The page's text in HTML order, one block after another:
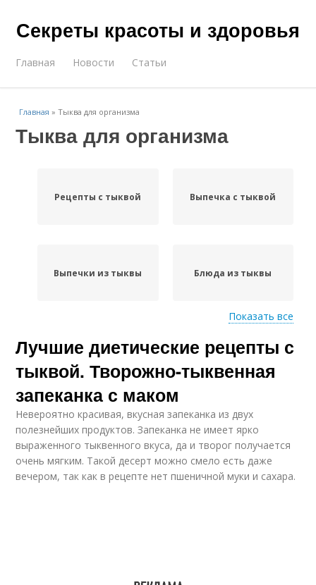
Секреты красоты и здоровья
Главная Новости Статьи
Главная »Тыква для организма
Тыква для организма
Рецепты с тыквой Выпечка с тыквой
Выпечки из тыквы Блюда из тыквы
Тыква при диете Блюда с тыквой
Салаты из тыквы Суп из тыквы
Показать все
Лучшие диетические рецепты с
тыквой. Творожно-тыквенная
запеканка с маком
Невероятно красивая, вкусная запеканка из двух
полезнейших продуктов. Запеканка не имеет ярко
выраженного тыквенного вкуса, да и творог получается
очень мягким. Такой десерт можно смело есть даже
вечером, так как в рецепте нет пшеничной муки и сахара.